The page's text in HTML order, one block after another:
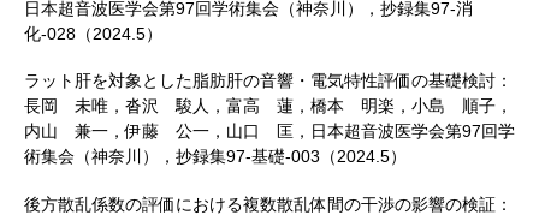
日本超音波医学会第97回学術集会（神奈川），抄録集97-消
化-028（2024.5）
ラット肝を対象とした脂肪肝の音響・電気特性評価の基礎検討：
長岡 未唯，沓沢 駿人，富高 蓮，橋本 明楽，小島 順子，
内山 兼一，伊藤 公一，山口 匡，日本超音波医学会第97回学
術集会（神奈川），抄録集97-基礎-003（2024.5）
後方散乱係数の評価における複数散乱体間の干渉の影響の検証：